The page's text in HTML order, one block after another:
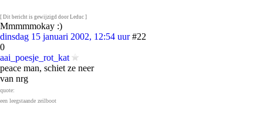
[ Dit bericht is gewijzigd door Leduc ]
Mmmmmokay :)
dinsdag 15 januari 2002, 12:54 uur #22
0
aai_poesje_rot_kat
peace man, schiet ze neer
van nrg
quote:
een leegstaande zeilboot